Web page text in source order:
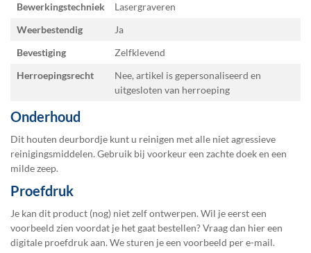
Bewerkingstechniek
Lasergraveren
Weerbestendig
Ja
Bevestiging
Zelfklevend
Herroepingsrecht
Nee, artikel is gepersonaliseerd en
uitgesloten van herroeping
Onderhoud
Dit houten deurbordje kunt u reinigen met alle niet agressieve
reinigingsmiddelen. Gebruik bij voorkeur een zachte doek en een
milde zeep.
Proefdruk
Je kan dit product (nog) niet zelf ontwerpen. Wil je eerst een
voorbeeld zien voordat je het gaat bestellen? Vraag dan hier een
digitale proefdrukaan. We sturen je een voorbeeld per e-mail.